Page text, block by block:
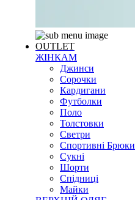
OUTLET
ЖІНКАМ
Джинси
Сорочки
Кардигани
Футболки
Поло
Толстовки
Светри
Спортивні Брюки
Сукні
Шорти
Спідниці
Майки